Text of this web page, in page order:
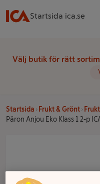
Startsida ica.se
Välj butik för rätt
Startsida Frukt & Grönt Frukt
Päron Anjou Eko Klass 1 2-p